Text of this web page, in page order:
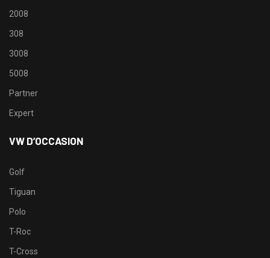
2008
308
3008
5008
Partner
Expert
VW D’OCCASION
Golf
Tiguan
Polo
T-Roc
T-Cross